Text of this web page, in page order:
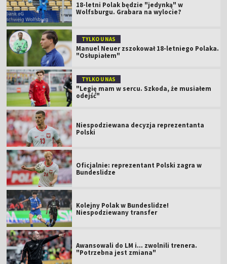
18-letni Polak będzie "jedynką" w
Wolfsburgu. Grabara na wylocie?
TYLKO U NAS
Manuel Neuer zszokował 18-letniego Polaka.
"Osłupiałem"
TYLKO U NAS
"Legię mam w sercu. Szkoda, że musiałem
odejść"
Niespodziewana decyzja reprezentanta
Polski
Oficjalnie: reprezentant Polski zagra w
Bundeslidze
Kolejny Polak w Bundeslidze!
Niespodziewany transfer
Awansowali do LM i... zwolnili trenera.
"Potrzebna jest zmiana"